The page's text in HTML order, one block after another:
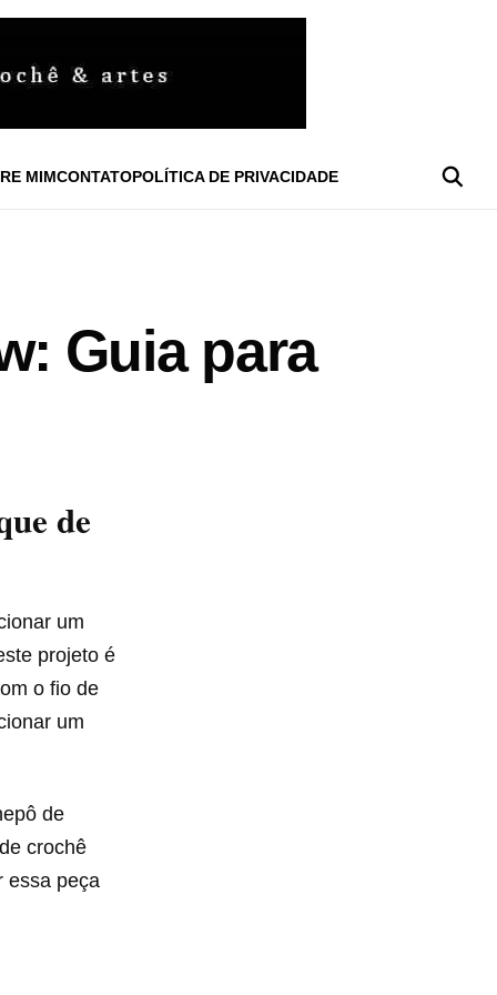
MIMCONTATOPOLÍTICA DE PRIVACIDADE
Guia para
de
um
projeto é
o fio de
um
de
crochê
essa peça